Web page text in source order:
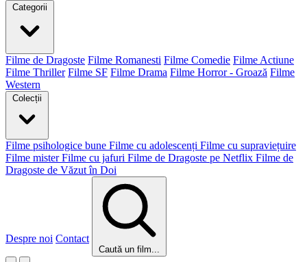
Categorii
Filme de Dragoste Filme Romanesti Filme Comedie Filme Actiune
Filme Thriller Filme SF Filme Drama Filme Horror - Groază Filme
Western
Colecții
Filme psihologice bune Filme cu adolescenți Filme cu supraviețuire
Filme mister Filme cu jafuri Filme de Dragoste pe Netflix Filme de
Dragoste de Văzut în Doi
Despre noi Contact
Caută un film...